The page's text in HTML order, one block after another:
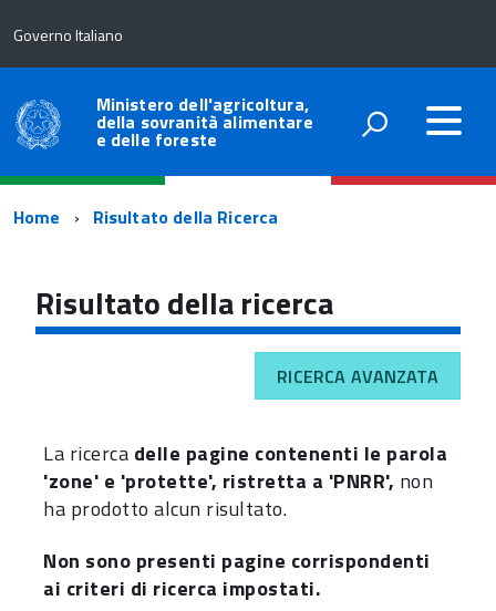
Governo Italiano
Ministero dell'agricoltura,
della sovranità alimentare
e delle foreste
Percorso
navigazione
Home Risultato della Ricerca
Risultato della ricerca
RICERCA AVANZATA
La ricerca delle pagine contenenti le parola
'zone' e 'protette', ristretta a 'PNRR', non
ha prodotto alcun risultato.
Non sono presenti pagine corrispondenti
ai criteri di ricerca impostati.